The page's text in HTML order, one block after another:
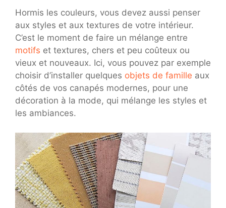
Hormis les couleurs, vous devez aussi penser
aux styles et aux textures de votre intérieur.
C’est le moment de faire un mélange entre
motifs et textures, chers et peu coûteux ou
vieux et nouveaux. Ici, vous pouvez par exemple
choisir d’installer quelques objets de famille aux
côtés de vos canapés modernes, pour une
décoration à la mode, qui mélange les styles et
les ambiances.